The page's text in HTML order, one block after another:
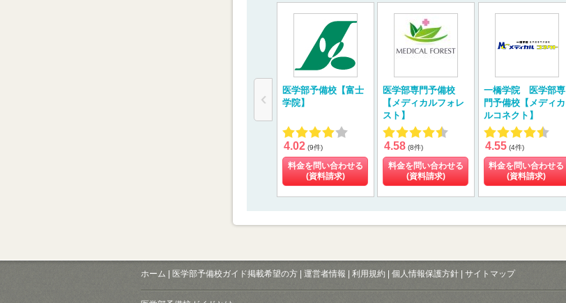
医学部予備校【富士
学院】
4.02 (9件)
料金を問い合わせる
(資料請求)
医学部専門予備校
【メディカルフォレ
スト】
4.58 (8件)
料金を問い合わせる
(資料請求)
一橋学院 医学部専
門予備校【メディカ
ルコネクト】
4.55 (4件)
料金を問い合わせる
(資料請求)
ホーム 医学部予備校ガイド掲載希望の方 運営者情報 利用規約 個人情報保護方針 サイトマップ